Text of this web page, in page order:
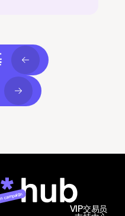
campaign
VIP交易员